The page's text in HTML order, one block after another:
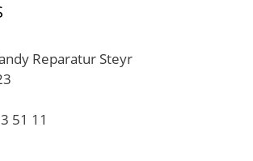
Reparatur Steyr
51 11